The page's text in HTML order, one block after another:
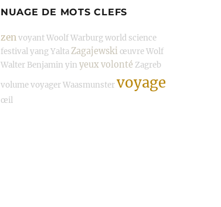
NUAGE DE MOTS CLEFS
zenvoyantWoolfWarburgworld science
festivalyangYaltaZagajewski œuvreWolf
Walter Benjamin yin yeuxvolonté Zagreb
volumevoyagerWaasmunstervoyage
œil